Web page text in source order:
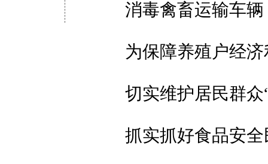
消毒禽畜运输车辆
为保障养殖户经济
切实维护居民群众“
抓实抓好食品安全